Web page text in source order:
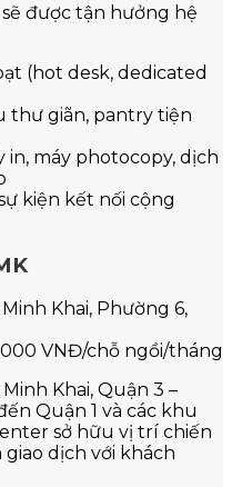
sẽ được tận hưởng hệ
(hot desk, dedicated
thư giãn, pantry tiện
máy photocopy, dịch
kiện kết nối cộng
Khai, Phường 6,
VNĐ/chỗ ngồi/tháng
Khai, Quận 3 –
Quận 1 và các khu
sở hữu vị trí chiến
dịch với khách